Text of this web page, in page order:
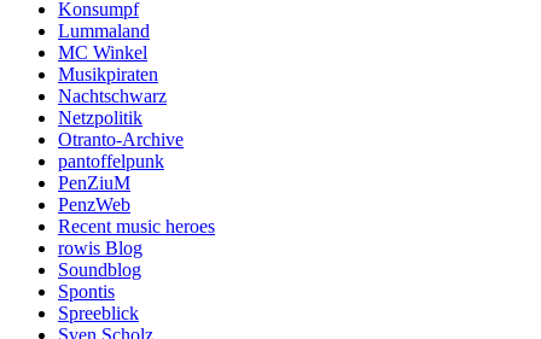
Konsumpf
Lummaland
MC Winkel
Musikpiraten
Nachtschwarz
Netzpolitik
Otranto-Archive
pantoffelpunk
PenZiuM
PenzWeb
Recent music heroes
rowis Blog
Soundblog
Spontis
Spreeblick